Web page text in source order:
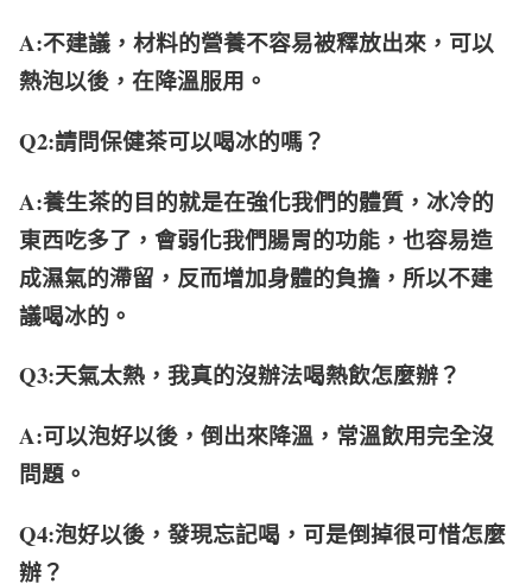
A:不建議，材料的營養不容易被釋放出來，可以
熱泡以後，在降溫服用。
Q2:請問保健茶可以喝冰的嗎？
A:養生茶的目的就是在強化我們的體質，冰冷的
東西吃多了，會弱化我們腸胃的功能，也容易造
成濕氣的滯留，反而增加身體的負擔，所以不建
議喝冰的。
Q3:天氣太熱，我真的沒辦法喝熱飲怎麼辦？
A:可以泡好以後，倒出來降溫，常溫飲用完全沒
問題。
Q4:泡好以後，發現忘記喝，可是倒掉很可惜怎麼
辦？